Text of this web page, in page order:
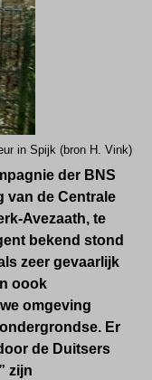
in Spijk (bron H. Vink)
der BNS
van de Centrale
Avezaath, te
bekend stond
zeer gevaarlijk
oook
omgeving
. Er
de Duitsers
zijn